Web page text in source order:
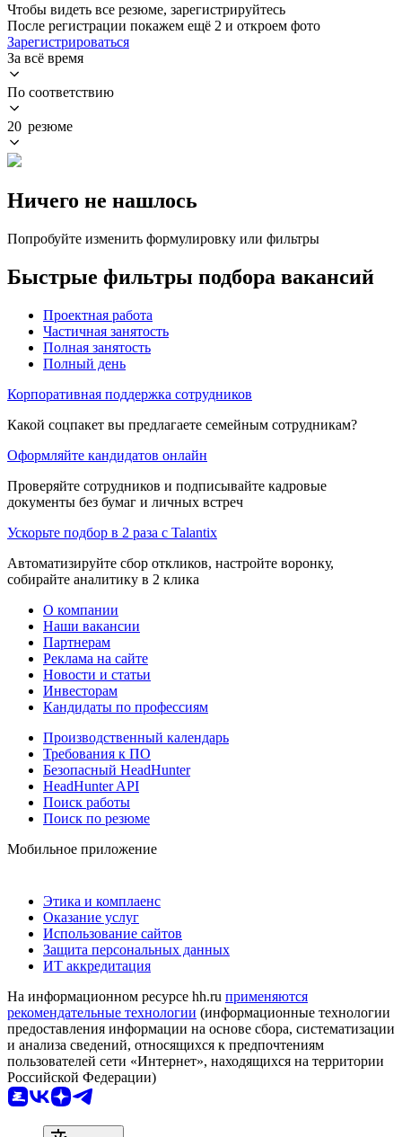
Чтобы видеть все резюме, зарегистрируйтесь
После регистрации покажем ещё 2 и откроем фото
Зарегистрироваться
За всё время
По соответствию
20 резюме
Ничего не нашлось
Попробуйте изменить формулировку или фильтры
Быстрые фильтры подбора вакансий
Проектная работа
Частичная занятость
Полная занятость
Полный день
Корпоративная поддержка сотрудников
Какой соцпакет вы предлагаете семейным сотрудникам?
Оформляйте кандидатов онлайн
Проверяйте сотрудников и подписывайте кадровые
документы без бумаг и личных встреч
Ускорьте подбор в 2 раза с Talantix
Автоматизируйте сбор откликов, настройте воронку,
собирайте аналитику в 2 клика
О компании
Наши вакансии
Партнерам
Реклама на сайте
Новости и статьи
Инвесторам
Кандидаты по профессиям
Производственный календарь
Требования к ПО
Безопасный HeadHunter
HeadHunter API
Поиск работы
Поиск по резюме
Мобильное приложение
Этика и комплаенс
Оказание услуг
Использование сайтов
Защита персональных данных
ИТ аккредитация
На информационном ресурсе hh.ru применяются
рекомендательные технологии (информационные технологии
предоставления информации на основе сбора, систематизации
и анализа сведений, относящихся к предпочтениям
пользователей сети «Интернет», находящихся на территории
Российской Федерации)